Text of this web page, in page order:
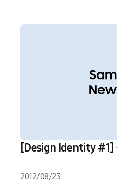
[Design Identity #1]
2012/08/23